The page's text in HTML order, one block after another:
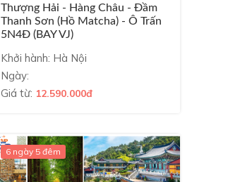
Thượng Hải - Hàng Châu - Đầm
Thanh Sơn (Hồ Matcha) - Ô Trấn
5N4Đ (BAY VJ)
Khởi hành: Hà Nội
Ngày:
Giá từ: 12.590.000đ
6 ngày 5 đêm